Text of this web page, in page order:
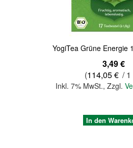
YogiTea Grüne Energie
3,49 €
(114,05 € / 1
Inkl. 7% MwSt., Zzgl.
In den